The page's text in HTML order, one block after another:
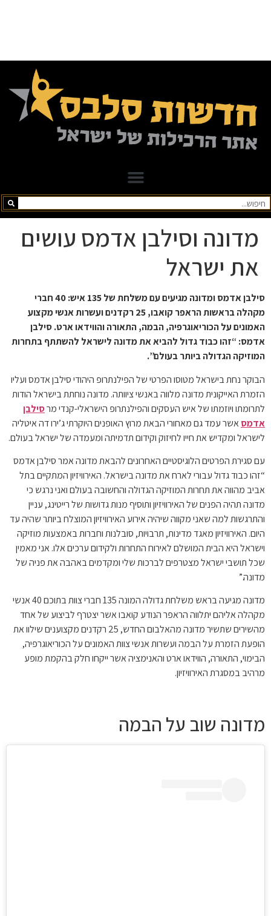
מדונה וסילבן אדמס עושים
את ישראל
סילבן אדמס ומדונה מגיעים עם משלחת של 135 איש: 40 חברי
מקהלה בראשות הראפר קואבו, 25 רקדנים ועשרות אנשי מקצוע
האמונים על הכוריאוגרפיה, הבמה, התאורה והווידאו ארט. סילבן
אדמס: “זהו כבוד גדול להביא את מדונה לישראל להשתתף בתחרות
המוזיקה הגדולה ביותר בעולם”.
הבוקר נחת בישראל מטוסו הפרטי של הפילנתרופ היהודי סילבן אדמס ועליו
הזמרת האייקונית מדונה מלווה באנשי ציוותה. מדונה נוחתת בישראל הודות
לתרומתו ויוזמתו של איש העסקים והפילנתרופ הישראלי-קנדי מרסילבן
אדמסאשר עמד גם מאחורי הבאת מרוץ האופנים היוקרתי ג’ירו דה איטליה
לישראל ומקדיש את חייו לחיזוק וקידום תדמיתה ומעמדה של ישראל בעולם.
עם סגירת הפרטים הלוגיסטיים האחרונים להבאת מדונה אמר סילבן אדמס
“זהו כבוד גדול עבורי לארח את מדונה בישראל. האירוויזיון המתקיים בתל
אביב מהווה את תחרות המוזיקה הגדולה והחשובה בעולם ואני נרגש כי
מדונה תהיה הפנים של האירוויזיון ותוסיף מנות גדושות של רייטינג, עניין
והתרגשות למה שאני מקווה שיהיה אירוע האירוויזיון המוצלח ביותר שהיה עד
היום. האירוויזיון מאגד מדינות, תרבויות, סובלנות וחברות באמצעות מוזיקה
וישראל היא הבית המושלם לאירוח התחרות ולקידום ערכים אלו. אני מאמין
שכל תושבי ישראל מצטרפים לברכות שלי ומקדמים באהבה את פניה של
מדונה.”
מדונה מגיעה בראש משלחת גדולה המונה 135 חברי צוות בתוכם 40 אנשי
מקהלה אליהם יתלווה הראפר הנודע קואבו אשר יצטרף לביצוע של אחד
מהשירים שתשיר מדונה מהאלבום החדש, 25 רקדנים מקצוענים שילוו את
הופעת הזמרת על הבמה ועשרות אנשי צוות האמונים על הכוריאוגרפיה,
הבימוי, התאורה, הווידאו ארט והאנימציה אשר ייקחו חלק בהקמת מופע
מרהיב במסגרת האירוויזיון.
מדונה שוב על הבמה